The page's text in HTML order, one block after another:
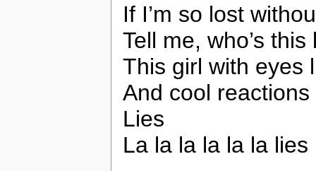
If I’m so lost
Tell me, who’s
This girl with eyes
And cool
Lies
La la la la la la lies